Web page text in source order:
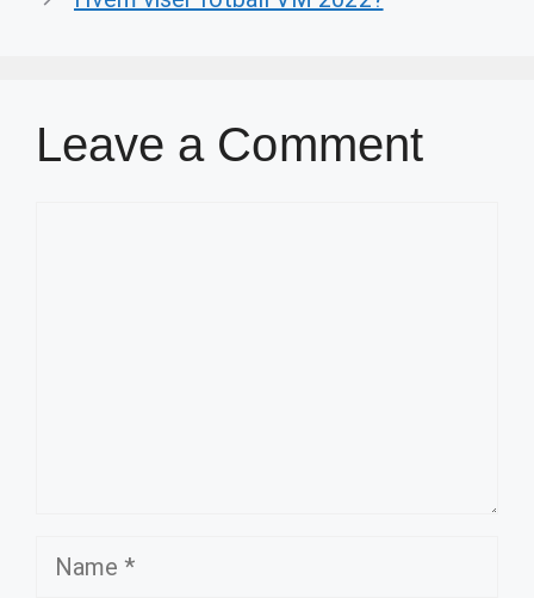
Leave a Comment
Name